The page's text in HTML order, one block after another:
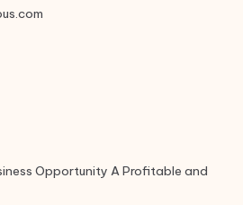
Opportunity A Profitable and